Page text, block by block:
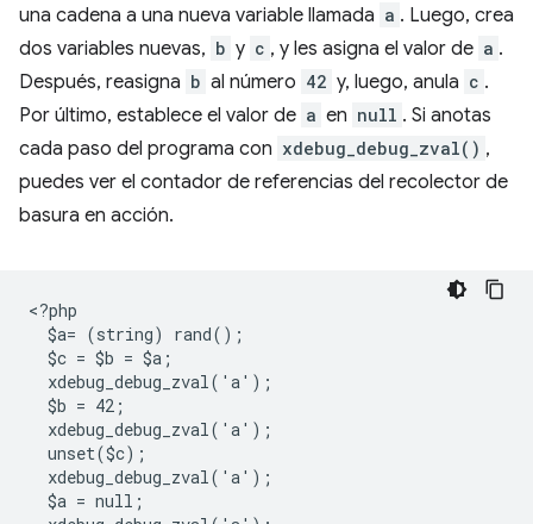
una cadena a una nueva variable llamada a . Luego, crea
dos variables nuevas, b y c , y les asigna el valor de a .
Después, reasigna b al número 42 y, luego, anula c .
Por último, establece el valor de a en null . Si anotas
cada paso del programa con xdebug_debug_zval() ,
puedes ver el contador de referencias del recolector de
basura en acción.
<?php
  $a= (string) rand();
  $c = $b = $a;
  xdebug_debug_zval('a');
  $b = 42;
  xdebug_debug_zval('a');
  unset($c);
  xdebug_debug_zval('a');
  $a = null;